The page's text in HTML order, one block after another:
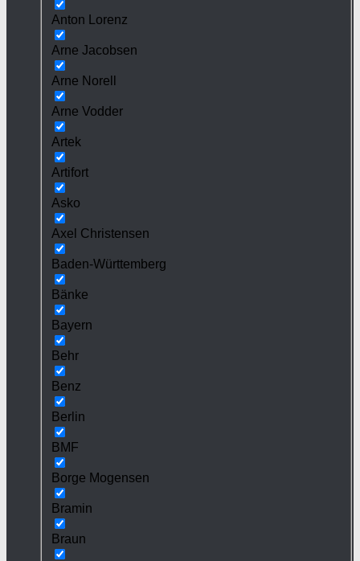
Anton Lorenz
Arne Jacobsen
Arne Norell
Arne Vodder
Artek
Artifort
Asko
Axel Christensen
Baden-Württemberg
Bänke
Bayern
Behr
Benz
Berlin
BMF
Borge Mogensen
Bramin
Braun